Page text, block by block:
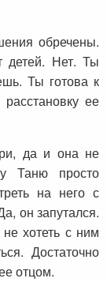
обречены.
детей. Нет. Ты
Ты готова к
ее
да и она не
Таню просто
на него с
он запутался.
хотеть с ним
Достаточно
отцом.